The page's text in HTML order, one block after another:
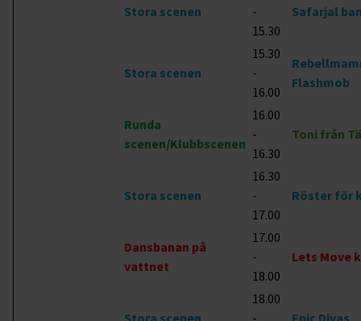
Stora scenen
-
15.30
Safarjal
Stora scenen
15.30
-
16.00
Flashmob
Runda
scenen/Klubbscenen
16.00
-
16.30
Toni från
Stora scenen
16.30
-
17.00
Röster för
Dansbanan på
vattnet
17.00
-
18.00
Lets Move
Stora scenen
18.00
-
Epic Divas